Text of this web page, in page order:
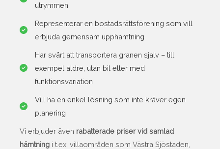
utrymmen
Representerar en bostadsrättsförening som vill
erbjuda gemensam upphämtning
Har svårt att transportera granen själv – till
exempel äldre, utan bil eller med
funktionsvariation
Vill ha en enkel lösning som inte kräver egen
planering
Vi erbjuder även rabatterade priser vid samlad
hämtning i t.ex. villaområden som Västra Sjöstaden,